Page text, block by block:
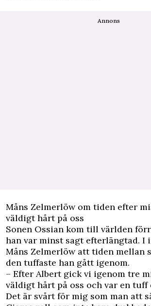
Annons
Måns Zelmerlöw om tiden efter
väldigt hårt på oss
Sonen Ossian kom till världen
han var minst sagt efterlängtad. I
Måns Zelmerlöw att tiden mellan
den tuffaste han gått igenom.
– Efter Albert gick vi igenom tre
väldigt hårt på oss och var en tuff
Det är svårt för mig som man att